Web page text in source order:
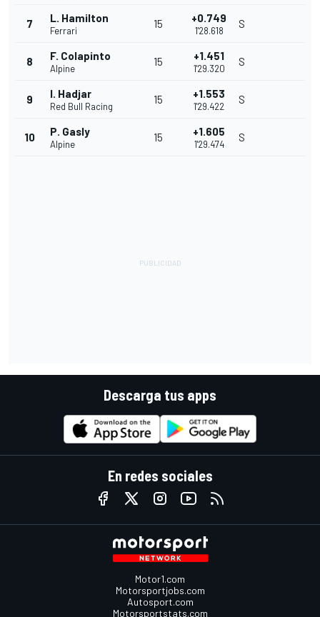
7 L. Hamilton
Ferrari
15 +0.749
1'28.618
S
8 F. Colapinto
Alpine
15 +1.451
1'29.320
S
9 I. Hadjar
Red Bull Racing
15 +1.553
1'29.422
S
10 P. Gasly
Alpine
15 +1.605
1'29.474
S
Descarga tus apps
En redes sociales
Motor1.com
Motorsportjobs.com
Autosport.com
Motorsportstats.com